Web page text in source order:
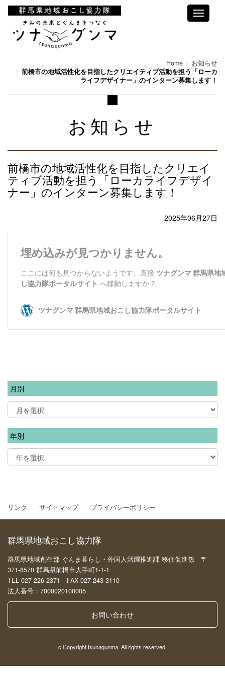
Toggle
Home
お知らせ
前橋市の地域活性化を目指したクリエイティブ活動を担う「ローカ
ライフデザイナー」のインターン募集します！
お知らせ
前橋市の地域活性化を目指したクリエイ
ティブ活動を担う「ローカライフデザイ
ナー」のインターン募集します！
2025年06月27日
月別
年別
リンク サイトマップ プライバシーポリシー
群馬県地域おこし協力隊
群馬県地域創生部 ぐんま暮らし・外国人活躍推進課 移住促進係 〒
371-8570 群馬県前橋市大手町1-1-1
TEL 027-226-2371 FAX 027-243-3110
法人番号：7000020100005
お問い合わせ
c Copyright tsunagunma. All rights reserved.